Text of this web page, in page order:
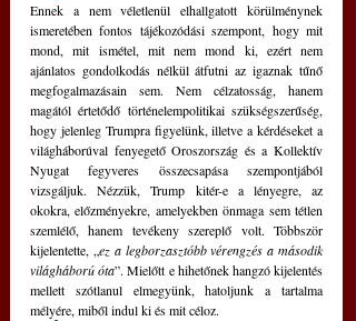
Ennek a nem véletlenül elhallgatott körülménynek
ismeretében fontos tájékozódási szempont, hogy mit
mond, mit ismétel, mit nem mond ki, ezért nem
ajánlatos gondolkodás nélkül átfutni az igaznak tűnő
megfogalmazásain sem. Nem célzatosság, hanem
magától értetődő történelempolitikai szükségszerűség,
hogy jelenleg Trumpra figyelünk, illetve a kérdéseket a
világháborúval fenyegető Oroszország és a Kollektív
Nyugat fegyveres összecsapása szempontjából
vizsgáljuk. Nézzük, Trump kitér-e a lényegre, az
okokra, előzményekre, amelyekben önmaga sem tétlen
szemlélő, hanem tevékeny szereplő volt. Többször
kijelentette, „ez a legborzasztóbb vérengzés a második
világháború óta”. Mielőtt e hihetőnek hangzó kijelentés
mellett szótlanul elmegyünk, hatoljunk a tartalma
mélyére, miből indul ki és mit céloz.